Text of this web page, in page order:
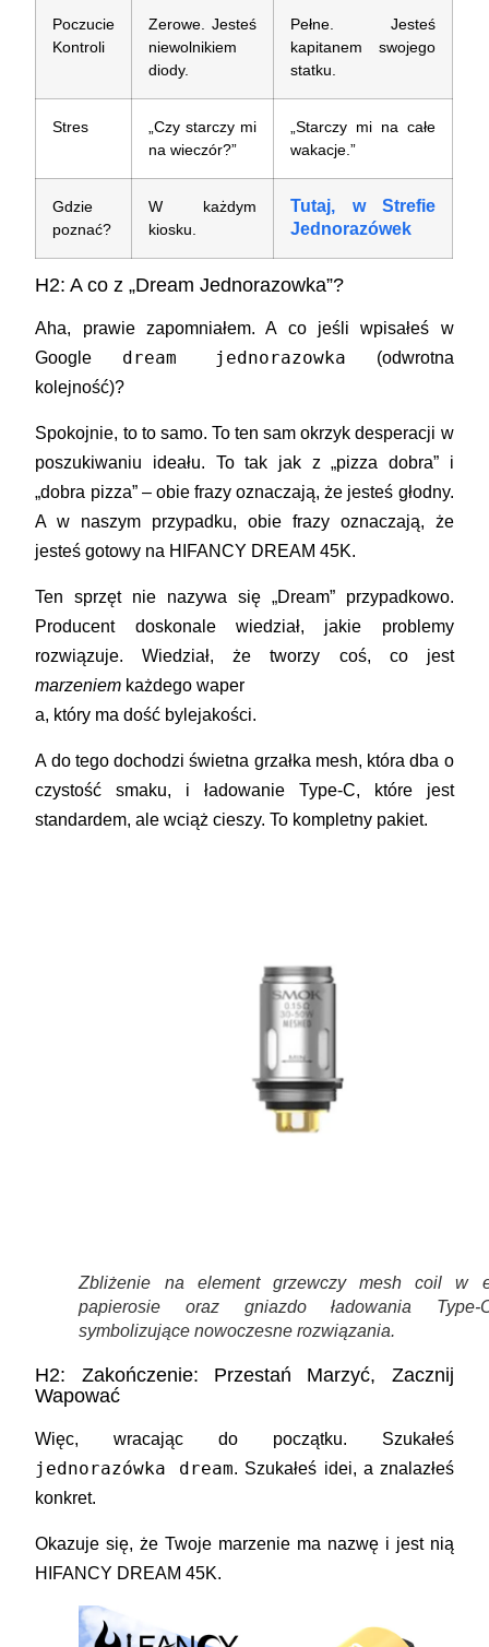
Poczucie
Kontroli
Zerowe. Jesteś
niewolnikiem
diody.
Pełne. Jesteś
kapitanem swojego
statku.
Stres
„Czy starczy mi
na wieczór?”
„Starczy mi na całe
wakacje.”
Gdzie
poznać?
W każdym
kiosku.
Tutaj, w Strefie
Jednorazówek
H2: A co z „Dream Jednorazowka”?
Aha, prawie zapomniałem. A co jeśli wpisałeś w
Google dream jednorazowka (odwrotna
kolejność)?
Spokojnie, to to samo. To ten sam okrzyk desperacji w
poszukiwaniu ideału. To tak jak z „pizza dobra” i
„dobra pizza” – obie frazy oznaczają, że jesteś głodny.
A w naszym przypadku, obie frazy oznaczają, że
jesteś gotowy na HIFANCY DREAM 45K.
Ten sprzęt nie nazywa się „Dream” przypadkowo.
Producent doskonale wiedział, jakie problemy
rozwiązuje. Wiedział, że tworzy coś, co jest
marzeniem każdego waper
a, który ma dość bylejakości.
A do tego dochodzi świetna grzałka mesh, która dba o
czystość smaku, i ładowanie Type-C, które jest
standardem, ale wciąż cieszy. To kompletny pakiet.
Zbliżenie na element grzewczy mesh coil w
papierosie oraz gniazdo ładowania Type-
symbolizujące nowoczesne rozwiązania.
H2: Zakończenie: Przestań Marzyć, Zacznij
Wapować
Więc, wracając do początku. Szukałeś
jednorazówka dream. Szukałeś idei, a znalazłeś
konkret.
Okazuje się, że Twoje marzenie ma nazwę i jest nią
HIFANCY DREAM 45K.